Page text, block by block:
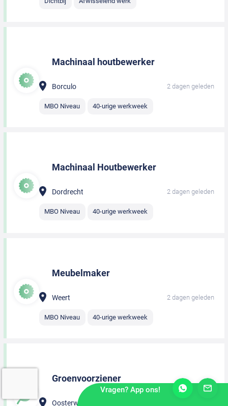
Machinaal houtbewerker
Borculo 2 dagen geleden
MBO Niveau 40-urige werkweek
Machinaal Houtbewerker
Dordrecht 2 dagen geleden
MBO Niveau 40-urige werkweek
Meubelmaker
Weert 2 dagen geleden
MBO Niveau 40-urige werkweek
Groenvoorziener
Oosterwolde
Vragen? App ons!